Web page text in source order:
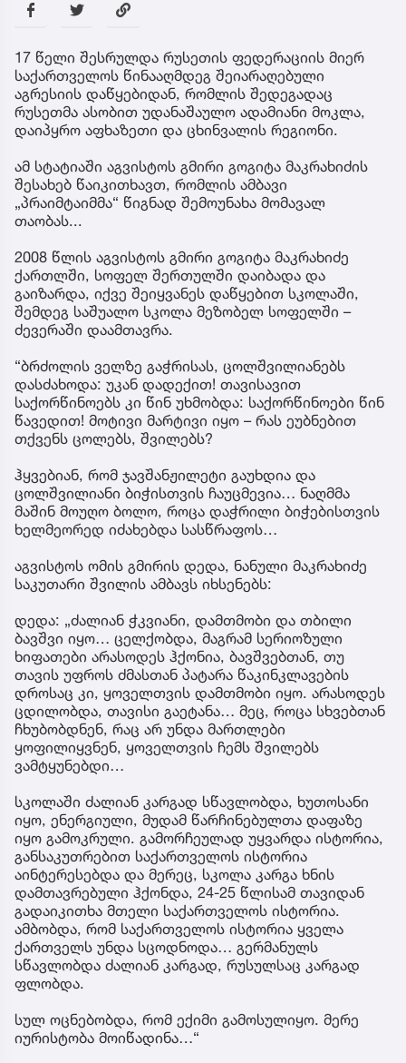
17 წელი შესრულდა რუსეთის ფედერაციის მიერ
საქართველოს წინააღმდეგ შეიარაღებული
აგრესიის დაწყებიდან, რომლის შედეგადაც
რუსეთმა ასობით უდანაშაულო ადამიანი მოკლა,
დაიპყრო აფხაზეთი და ცხინვალის რეგიონი.
ამ სტატიაში აგვისტოს გმირი გოგიტა მაკრახიძის
შესახებ წაიკითხავთ, რომლის ამბავი
„პრაიმტაიმმა“ წიგნად შემოუნახა მომავალ
თაობას...
2008 წლის აგვისტოს გმირი გოგიტა მაკრახიძე
ქართლში, სოფელ შერთულში დაიბადა და
გაიზარდა, იქვე შეიყვანეს დაწყებით სკოლაში,
შემდეგ საშუალო სკოლა მეზობელ სოფელში –
ძევერაში დაამთავრა.
“ბრძოლის ველზე გაჭრისას, ცოლშვილიანებს
დასძახოდა: უკან დადექით! თავისავით
საქორწინოებს კი წინ უხმობდა: საქორწინოები წინ
წავედით! მოტივი მარტივი იყო – რას ეუბნებით
თქვენს ცოლებს, შვილებს?
ჰყვებიან, რომ ჯავშანჟილეტი გაუხდია და
ცოლშვილიანი ბიჭისთვის ჩაუცმევია… ნაღმმა
მაშინ მოუღო ბოლო, როცა დაჭრილი ბიჭებისთვის
ხელმეორედ იძახებდა სასწრაფოს…
აგვისტოს ომის გმირის დედა, ნანული მაკრახიძე
საკუთარი შვილის ამბავს იხსენებს:
დედა: „ძალიან ჭკვიანი, დამთმობი და თბილი
ბავშვი იყო… ცელქობდა, მაგრამ სერიოზული
ხიფათები არასოდეს ჰქონია, ბავშვებთან, თუ
თავის უფროს ძმასთან პატარა წაკინკლავების
დროსაც კი, ყოველთვის დამთმობი იყო. არასოდეს
ცდილობდა, თავისი გაეტანა… მეც, როცა სხვებთან
ჩხუბობდნენ, რაც არ უნდა მართლები
ყოფილიყვნენ, ყოველთვის ჩემს შვილებს
ვამტყუნებდი…
სკოლაში ძალიან კარგად სწავლობდა, ხუთოსანი
იყო, ენერგიული, მუდამ წარჩინებულთა დაფაზე
იყო გამოკრული. გამორჩეულად უყვარდა ისტორია,
განსაკუთრებით საქართველოს ისტორია
აინტერესებდა და მერეც, სკოლა კარგა ხნის
დამთავრებული ჰქონდა, 24-25 წლისამ თავიდან
გადაიკითხა მთელი საქართველოს ისტორია.
ამბობდა, რომ საქართველოს ისტორია ყველა
ქართველს უნდა სცოდნოდა… გერმანულს
სწავლობდა ძალიან კარგად, რუსულსაც კარგად
ფლობდა.
სულ ოცნებობდა, რომ ექიმი გამოსულიყო. მერე
იურისტობა მოიწადინა…“